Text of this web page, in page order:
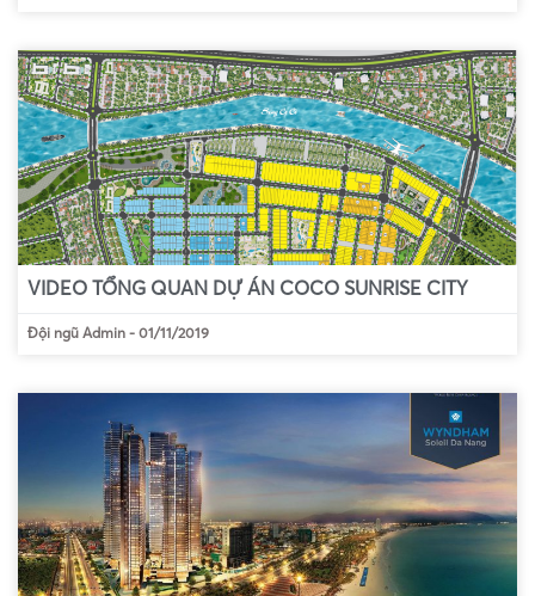
VIDEO TỔNG QUAN DỰ ÁN COCO SUNRISE CITY
Đội ngũ Admin - 01/11/2019